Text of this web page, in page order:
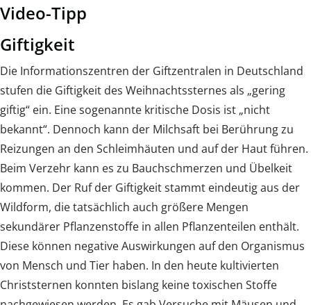
Video-Tipp
Giftigkeit
Die Informationszentren der Giftzentralen in Deutschland
stufen die Giftigkeit des Weihnachtssternes als „gering
giftig“ ein. Eine sogenannte kritische Dosis ist „nicht
bekannt“. Dennoch kann der Milchsaft bei Berührung zu
Reizungen an den Schleimhäuten und auf der Haut führen.
Beim Verzehr kann es zu Bauchschmerzen und Übelkeit
kommen. Der Ruf der Giftigkeit stammt eindeutig aus der
Wildform, die tatsächlich auch größere Mengen
sekundärer Pflanzenstoffe in allen Pflanzenteilen enthält.
Diese können negative Auswirkungen auf den Organismus
von Mensch und Tier haben. In den heute kultivierten
Christsternen konnten bislang keine toxischen Stoffe